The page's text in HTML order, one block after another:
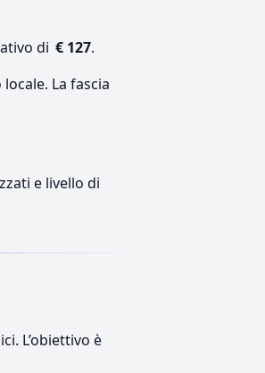
di € 127.
La fascia
e livello di
L’obiettivo è